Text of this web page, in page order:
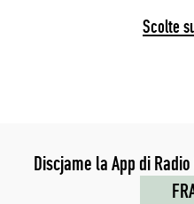
Scolte
Discjame la App di